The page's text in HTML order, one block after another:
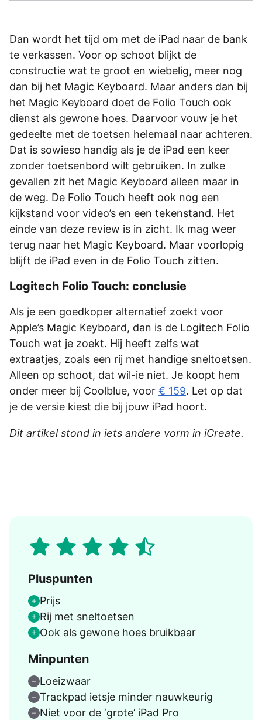
Dan wordt het tijd om met de iPad naar de bank
te verkassen. Voor op schoot blijkt de
constructie wat te groot en wiebelig, meer nog
dan bij het Magic Keyboard. Maar anders dan bij
het Magic Keyboard doet de Folio Touch ook
dienst als gewone hoes. Daarvoor vouw je het
gedeelte met de toetsen helemaal naar achteren.
Dat is sowieso handig als je de iPad een keer
zonder toetsenbord wilt gebruiken. In zulke
gevallen zit het Magic Keyboard alleen maar in
de weg. De Folio Touch heeft ook nog een
kijkstand voor video’s en een tekenstand. Het
einde van deze review is in zicht. Ik mag weer
terug naar het Magic Keyboard. Maar voorlopig
blijft de iPad even in de Folio Touch zitten.
Logitech Folio Touch: conclusie
Als je een goedkoper alternatief zoekt voor
Apple’s Magic Keyboard, dan is de Logitech Folio
Touch wat je zoekt. Hij heeft zelfs wat
extraatjes, zoals een rij met handige sneltoetsen.
Alleen op schoot, dat wil-ie niet. Je koopt hem
onder meer bij Coolblue, voor € 159. Let op dat
je de versie kiest die bij jouw iPad hoort.
Dit artikel stond in iets andere vorm in iCreate.
Pluspunten
Prijs
Rij met sneltoetsen
Ook als gewone hoes bruikbaar
Minpunten
Loeizwaar
Trackpad ietsje minder nauwkeurig
Niet voor de ‘grote’ iPad Pro